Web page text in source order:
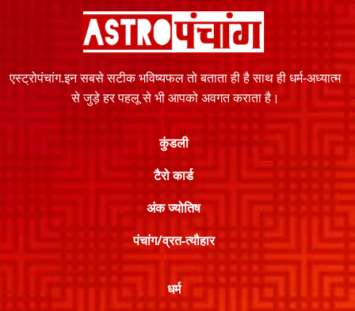
एस्ट्रोपंचांग.इन सबसे सटीक भविष्यफल तो बताता ही है साथ ही धर्म-अध्यात्म
से जुड़े हर पहलू से भी आपको अवगत कराता है।
कुंडली
टैरो कार्ड
अंक ज्योतिष
पंचांग/व्रत-त्यौहार
धर्म